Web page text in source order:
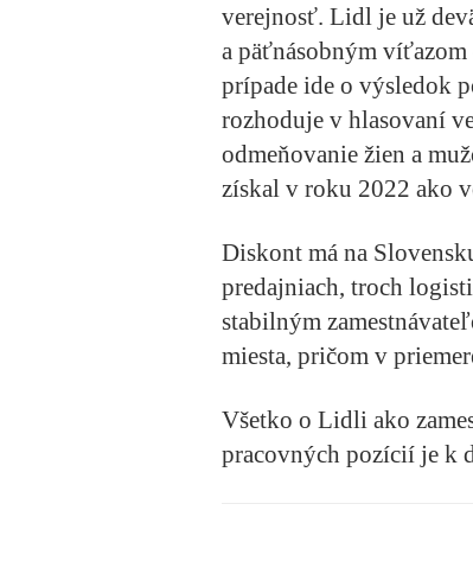
verejnosť. Lidl je už
a päťnásobným
prípade ide o výsledok
rozhoduje v hlasovaní
odmeňovanie žien a
získal v roku 2022 ako
Diskont má na
predajniach, troch
stabilným
miesta, pričom v
Všetko o Lidli ako
pracovných pozícií je k